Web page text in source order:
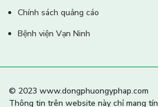
Chính sách quảng cáo
Bệnh viện Vạn Ninh
© 2023 www.dongphuongyphap.com
Thông tin trên website này chỉ mang